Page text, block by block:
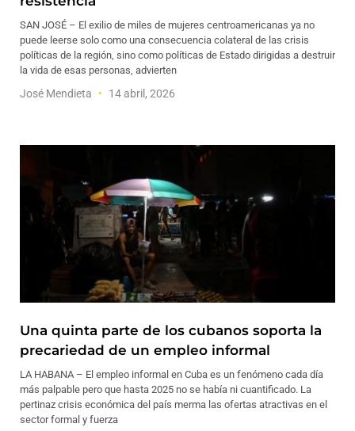
SAN JOSÉ – El exilio de miles de mujeres centroamericanas ya no
puede leerse solo como una consecuencia colateral de las crisis
políticas de la región, sino como políticas de Estado dirigidas a destruir
la vida de esas personas, advierten
José Mendieta 14 abril, 2026
Una quinta parte de los cubanos soporta la
precariedad de un empleo informal
LA HABANA – El empleo informal en Cuba es un fenómeno cada día
más palpable pero que hasta 2025 no se había ni cuantificado. La
pertinaz crisis económica del país merma las ofertas atractivas en el
sector formal y fuerza